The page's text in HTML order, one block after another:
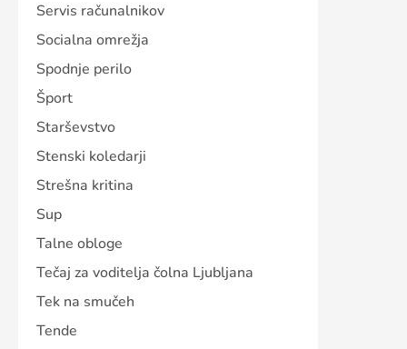
Servis računalnikov
Socialna omrežja
Spodnje perilo
Šport
Starševstvo
Stenski koledarji
Strešna kritina
Sup
Talne obloge
Tečaj za voditelja čolna Ljubljana
Tek na smučeh
Tende